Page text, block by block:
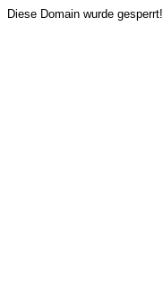
Diese Domain wurde gesperrt!